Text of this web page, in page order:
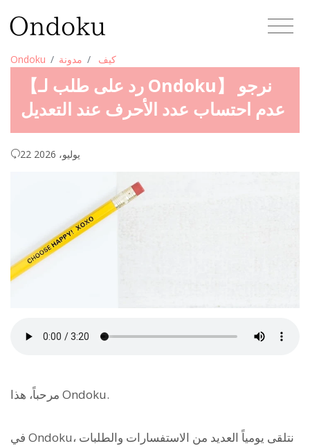
Ondoku مدونة كيف
【رد على طلب لـ Ondoku】 نرجو
عدم احتساب عدد الأحرف عند التعديل
22 يوليو، 2026
مرحباً، هذا Ondoku.
في Ondoku، نتلقى يومياً العديد من الاستفسارات والطلبات